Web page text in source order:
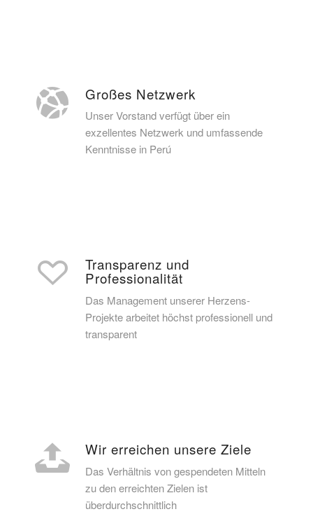
Großes Netzwerk
Unser Vorstand verfügt über ein
exzellentes Netzwerk und umfassende
Kenntnisse in Perú
Transparenz und
Professionalität
Das Management unserer Herzens-
Projekte arbeitet höchst professionell und
transparent
Wir erreichen unsere Ziele
Das Verhältnis von gespendeten Mitteln
zu den erreichten Zielen ist
überdurchschnittlich